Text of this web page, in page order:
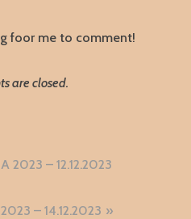
foor me to comment!
are closed.
2023 – 12.12.2023
– 14.12.2023